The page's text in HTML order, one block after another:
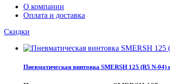
О компании
Оплата и доставка
Скидки
Пневматическая винтовка SMERSH 125 (R5 N-04)